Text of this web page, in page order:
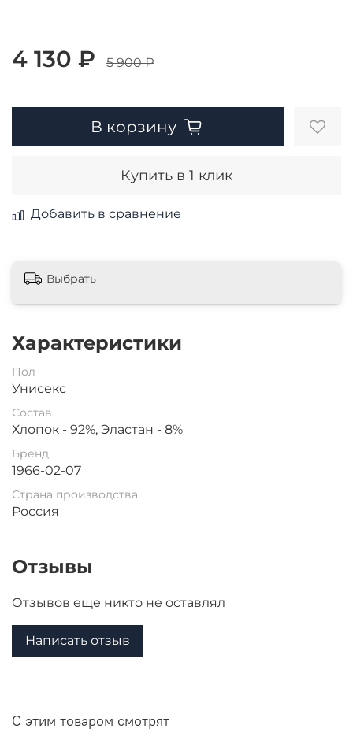
4 130 ₽ 5 900 ₽
В корзину
Купить в 1 клик
Добавить в сравнение
Выбрать
Характеристики
Пол
Унисекс
Состав
Хлопок - 92%, Эластан - 8%
Бренд
1966-02-07
Страна производства
Россия
Отзывы
Отзывов еще никто не оставлял
Написать отзыв
С этим товаром смотрят